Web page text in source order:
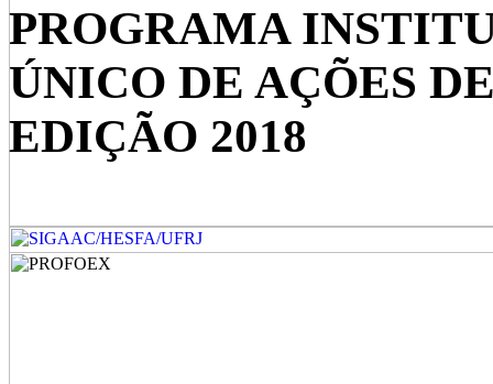
PROGRAMA
ÚNICO DE AÇÕES
EDIÇÃO 2018